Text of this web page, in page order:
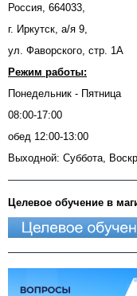
Россия, 664033,
г. Иркутск, а/я 9,
ул. Фаворского, стр. 1А
Режим работы:
Понедельник - Пятница
08:00-17:00
обед 12:00-13:00
Выходной: Суббота,
Целевое обучение в